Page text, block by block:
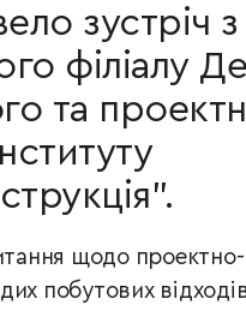
зустріч
філіалу
та
щодо
побутових